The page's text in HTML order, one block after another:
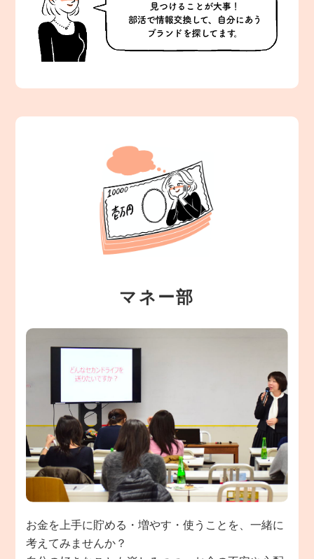
マネー部
お金を上手に貯める・増やす・使うことを、一緒に
考えてみませんか？